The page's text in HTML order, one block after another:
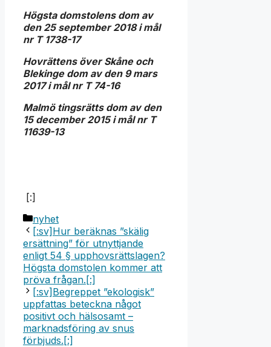
Högsta domstolens dom av
den 25 september 2018 i mål
nr T 1738-17
Hovrättens över Skåne och
Blekinge dom av den 9 mars
2017 i mål nr T 74-16
Malmö tingsrätts dom av den
15 december 2015 i mål nr T
11639-13
[:]
Kategorier
nyhet
[:sv]Hur beräknas ”skälig
ersättning” för utnyttjande
enligt 54 § upphovsrättslagen?
Högsta domstolen kommer att
pröva frågan.[:]
[:sv]Begreppet ”ekologisk”
uppfattas beteckna något
positivt och hälsosamt –
marknadsföring av snus
förbjuds.[:]